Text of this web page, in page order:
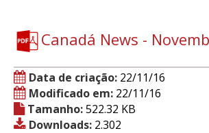
Canadá News -
Data de criação: 22/11/16
Modificado em: 22/11/16
Tamanho:522.32 KB
Downloads: 2.302